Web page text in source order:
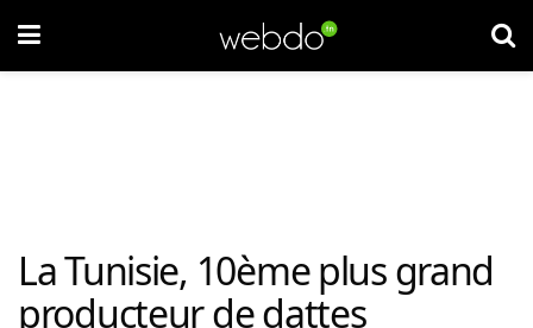
La Tunisie, 10ème plus grand
producteur de dattes